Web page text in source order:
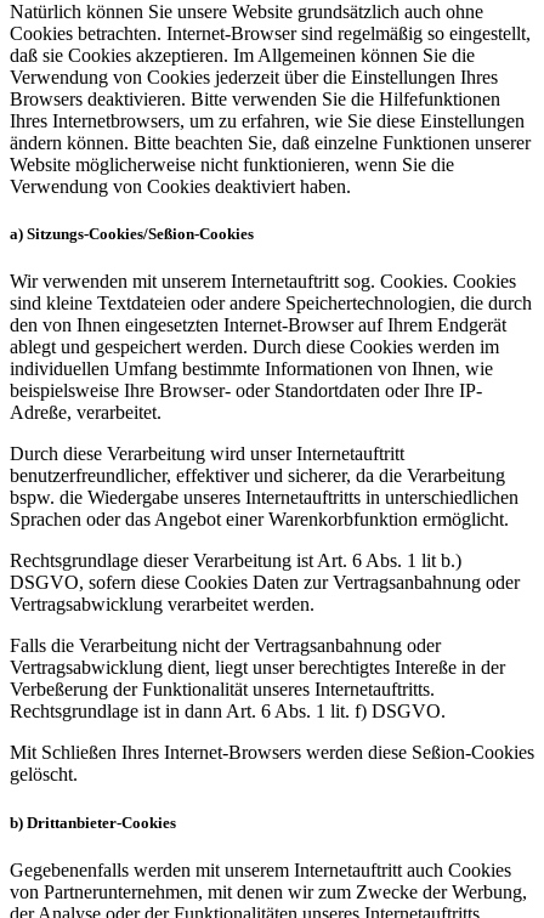
Natürlich können Sie unsere Website grundsätzlich auch ohne
Cookies betrachten. Internet-Browser sind regelmäßig so eingestellt,
daß sie Cookies akzeptieren. Im Allgemeinen können Sie die
Verwendung von Cookies jederzeit über die Einstellungen Ihres
Browsers deaktivieren. Bitte verwenden Sie die Hilfefunktionen
Ihres Internetbrowsers, um zu erfahren, wie Sie diese Einstellungen
ändern können. Bitte beachten Sie, daß einzelne Funktionen unserer
Website möglicherweise nicht funktionieren, wenn Sie die
Verwendung von Cookies deaktiviert haben.
a) Sitzungs-Cookies/Seßion-Cookies
Wir verwenden mit unserem Internetauftritt sog. Cookies. Cookies
sind kleine Textdateien oder andere Speichertechnologien, die durch
den von Ihnen eingesetzten Internet-Browser auf Ihrem Endgerät
ablegt und gespeichert werden. Durch diese Cookies werden im
individuellen Umfang bestimmte Informationen von Ihnen, wie
beispielsweise Ihre Browser- oder Standortdaten oder Ihre IP-
Adreße, verarbeitet.
Durch diese Verarbeitung wird unser Internetauftritt
benutzerfreundlicher, effektiver und sicherer, da die Verarbeitung
bspw. die Wiedergabe unseres Internetauftritts in unterschiedlichen
Sprachen oder das Angebot einer Warenkorbfunktion ermöglicht.
Rechtsgrundlage dieser Verarbeitung ist Art. 6 Abs. 1 lit b.)
DSGVO, sofern diese Cookies Daten zur Vertragsanbahnung oder
Vertragsabwicklung verarbeitet werden.
Falls die Verarbeitung nicht der Vertragsanbahnung oder
Vertragsabwicklung dient, liegt unser berechtigtes Intereße in der
Verbeßerung der Funktionalität unseres Internetauftritts.
Rechtsgrundlage ist in dann Art. 6 Abs. 1 lit. f) DSGVO.
Mit Schließen Ihres Internet-Browsers werden diese Seßion-Cookies
gelöscht.
b) Drittanbieter-Cookies
Gegebenenfalls werden mit unserem Internetauftritt auch Cookies
von Partnerunternehmen, mit denen wir zum Zwecke der Werbung,
der Analyse oder der Funktionalitäten unseres Internetauftritts